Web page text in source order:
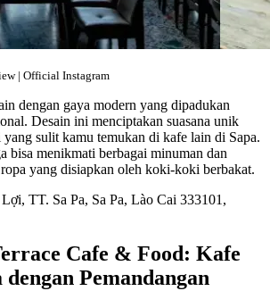
| Official Instagram
dengan gaya modern yang dipadukan
Desain ini menciptakan suasana unik
sulit kamu temukan di kafe lain di Sapa.
bisa menikmati berbagai minuman dan
yang disiapkan oleh koki-koki berbakat.
TT. Sa Pa, Sa Pa, Lào Cai 333101,
Cafe & Food: Kafe
Pemandangan